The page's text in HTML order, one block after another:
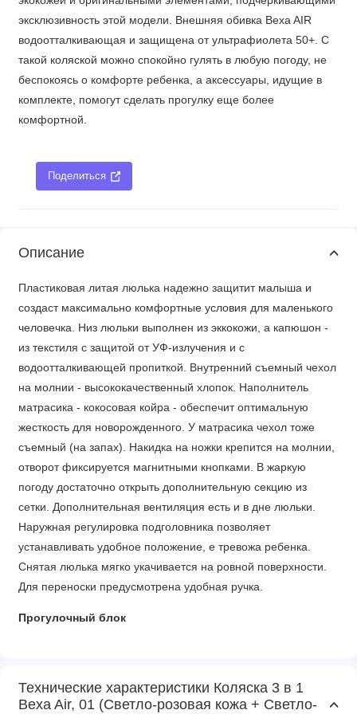
эксклюзивность этой модели. Внешняя обивка Bexa AIR
водоотталкивающая и защищена от ультрафиолета 50+. С
такой коляской можно спокойно гулять в любую погоду, не
беспокоясь о комфорте ребенка, а аксессуары, идущие в
комплекте, помогут сделать прогулку еще более
комфортной.
Поделиться
Описание
Пластиковая литая люлька надежно защитит малыша и
создаст максимально комфортные условия для маленького
человечка. Низ люльки выполнен из эккокожи, а капюшон -
из текстиля с защитой от УФ-излучения и с
водоотталкивающей пропиткой. Внутренний съемный чехол
на молнии - высококачественный хлопок. Наполнитель
матрасика - кокосовая койра - обеспечит оптимальную
жесткость для новорожденного. У матрасика чехол тоже
съемный (на запах). Накидка на ножки крепится на молнии,
отворот фиксируется магнитными кнопками. В жаркую
погоду достаточно открыть дополнительную секцию из
сетки. Дополнительная вентиляция есть и в дне люльки.
Наружная регулировка подголовника позволяет
устанавливать удобное положение, е тревожа ребенка.
Снятая люлька мягко укачивается на ровной поверхности.
Для переноски предусмотрена удобная ручка.
Прогулочный блок
спальное место 88 х 34 см. Теплая накидка на ножки с
дополнительной секцией подойдет ребенку любого
Технические характеристики Коляска 3 в 1
Bexa Air, 01 (Светло-розовая кожа + Светло-